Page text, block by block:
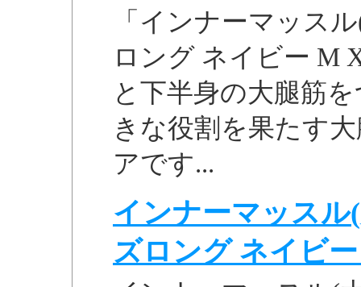
「インナーマッス
ロング ネイビー M
と下半身の大腿筋
きな役割を果たす
アです...
インナーマッス
ズロング ネイビ